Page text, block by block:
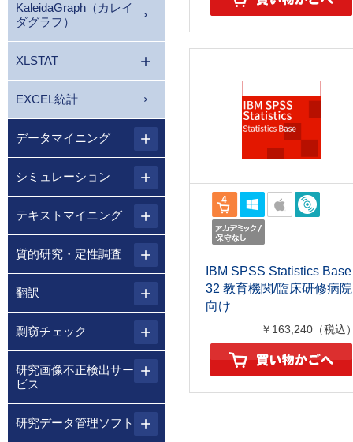
IBM SPSS Statistics Base
32 教育機関/臨床研修病院
向け
￥163,240（税込
KaleidaGraph（カレイ
ダグラフ）
XLSTAT
EXCEL統計
データマイニング
シミュレーション
テキストマイニング
質的研究・定性調査
翻訳
剽窃チェック
研究画像不正検出サー
ビス
研究データ管理ソフト